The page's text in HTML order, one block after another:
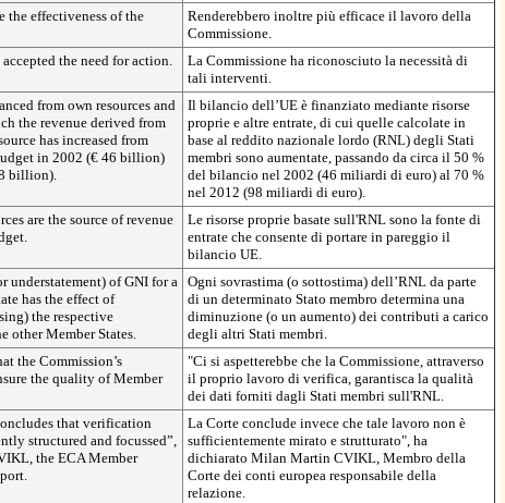
the effectiveness of the
Renderebbero inoltre più efficace il lavoro della
Commissione.
the need for action.
La Commissione ha riconosciuto la necessità di
tali interventi.
from own resources and
the revenue derived from
has increased from
in 2002 (€ 46 billion)
billion).
Il bilancio dell’UE è finanziato mediante risorse
proprie e altre entrate, di cui quelle calcolate in
base al reddito nazionale lordo (RNL) degli Stati
membri sono aumentate, passando da circa il 50 %
del bilancio nel 2002 (46 miliardi di euro) al 70 %
nel 2012 (98 miliardi di euro).
are the source of revenue
Le risorse proprie basate sull'RNL sono la fonte di
entrate che consente di portare in pareggio il
bilancio UE.
understatement) of GNI for a
has the effect of
the respective
other Member States.
Ogni sovrastima (o sottostima) dell’RNL da parte
di un determinato Stato membro determina una
diminuzione (o un aumento) dei contributi a carico
degli altri Stati membri.
the Commission’s
the quality of Member
"Ci si aspetterebbe che la Commissione, attraverso
il proprio lavoro di verifica, garantisca la qualità
dei dati forniti dagli Stati membri sull'RNL.
that verification
structured and focussed”,
the ECA Member
La Corte conclude invece che tale lavoro non è
sufficientemente mirato e strutturato", ha
dichiarato Milan Martin CVIKL, Membro della
Corte dei conti europea responsabile della
relazione.